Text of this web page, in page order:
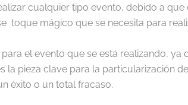
cualquier tipo evento, debido a
toque mágico que se necesita para
el evento que se está realizando,
la pieza clave para la particularización
éxito o un total fracaso.